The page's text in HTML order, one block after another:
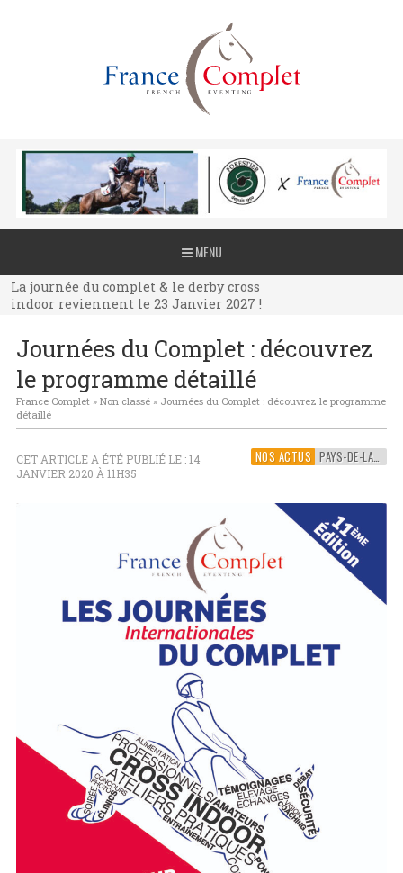
MENU
La journée du complet & le derby cross
indoor reviennent le 23 Janvier 2027 !
La journée du complet & le derby cross
indoor reviennent le 23 Janvier 2027 !
indoor reviennent le 23 Janvier 2027 !
Journées du Complet : découvrez
le programme détaillé
France Complet» Non classé» Journées du Complet : découvrez le programme
détaillé
NOS ACTUS PAYS-DE-LA-LOIRE
CET ARTICLE A ÉTÉ PUBLIÉ LE : 14
JANVIER 2020 À 11H35